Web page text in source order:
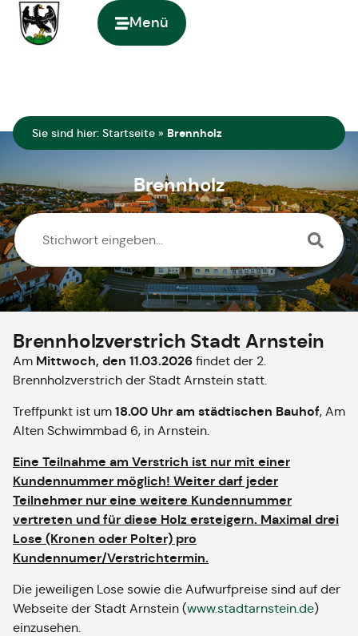
springen
Menü
Sie sind hier: Startseite » Brennholz
Brennholz
Brennholzverstrich Stadt Arnstein
Am Mittwoch, den 11.03.2026 findet der 2.
Brennholzverstrich der Stadt Arnstein statt.
Treffpunkt ist um 18.00 Uhr am städtischen Bauhof, Am
Alten Schwimmbad 6, in Arnstein.
Eine Teilnahme am Verstrich ist nur mit einer
Kundennummer möglich! Weiter darf jeder
Teilnehmer nur eine weitere Kundennummer
vertreten und für diese Holz ersteigern. Maximal drei
Lose (Kronen oder Polter) pro
Kundennumer/Verstrichtermin.
Die jeweiligen Lose sowie die Aufwurfpreise sind auf der
Webseite der Stadt Arnstein (www.stadtarnstein.de)
einzusehen.